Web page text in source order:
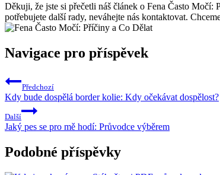
Děkuji, že jste si přečetli náš článek o Fena Často
potřebujete další rady, neváhejte nás kontaktovat.
Navigace pro příspěvek
Předchozí
Kdy bude dospělá border kolie: Kdy očekávat dospělost?
Další
Jaký pes se pro mě hodí: Průvodce výběrem
Podobné příspěvky